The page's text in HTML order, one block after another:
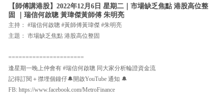
【師傅講港股】2022年12月6日 星期二｜市場缺乏焦點 港股高位整
固 ｜瑞信何啟聰 黃瑋傑黃師傅 朱明亮
主持： #瑞信何啟聰 #黃師傅黃瑋傑 #朱明亮
主題： 市場缺乏焦點 港股高位整固
======================
逢星期一晚上仲會有 #瑞信何啟聰 同大家分析輪證資金流
記得訂閱＋㩒埋個鐘仔🔔開啟YouTube 通知 🔔
FB: https://www.facebook.com/MetroFinance